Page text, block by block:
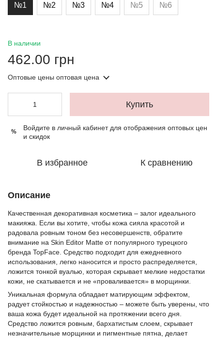
№1 №2 №3 №4 №5 №6
В наличии
462.00 грн
Оптовые цены оптовая цена
Купить
%
Войдите в личный кабинетдля отображения оптовых цен
и скидок
В избранное К сравнению
Описание
Качественная декоративная косметика – залог идеального
макияжа. Если вы хотите, чтобы кожа сияла красотой и
радовала ровным тоном без несовершенств, обратите
внимание на Skin Editor Matte от популярного турецкого
бренда TopFace. Средство подходит для ежедневного
использования, легко наносится и просто распределяется,
ложится тонкой вуалью, которая скрывает мелкие недостатки
кожи, не скатывается и не «проваливается» в морщинки.
Уникальная формула обладает матирующим эффектом,
радует стойкостью и надежностью – можете быть уверены, что
ваша кожа будет идеальной на протяжении всего дня.
Средство ложится ровным, бархатистым слоем, скрывает
незначительные морщинки и пигментные пятна, делает